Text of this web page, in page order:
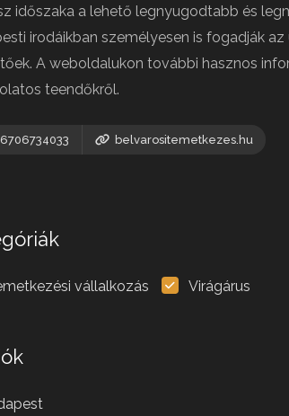
időszaka a lehető legnyugodtabb és
irodáikban személyesen is fogadják
A weboldalukon további hasznos
teendőkről.
belvarositemetkezes.hu
vállalkozás Virágárus